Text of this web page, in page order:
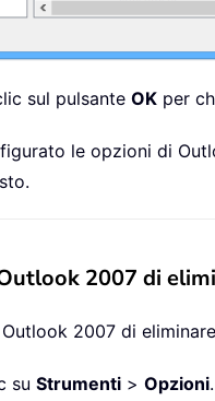
sul pulsante OK per
le opzioni di
2007 di
2007 di
su Strumenti > Opzioni.